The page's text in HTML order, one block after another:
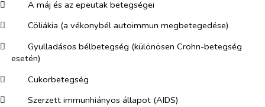
​
A máj és az epeutak betegségei
​
Cöliákia (a vékonybél autoimmun megbetegedése)
​
Gyulladásos bélbetegség (különösen Crohn-betegség
esetén)
​
Cukorbetegség
​
Szerzett immunhiányos állapot (AIDS)